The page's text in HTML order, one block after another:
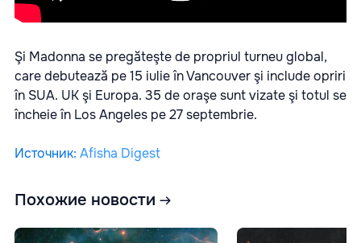
Şi Madonna se pregăteşte de propriul turneu global,
care debutează pe 15 iulie în Vancouver şi include opriri
în SUA. UK şi Europa. 35 de oraşe sunt vizate şi totul se
încheie în Los Angeles pe 27 septembrie.
Источник: Afisha Digest
Похожие новости